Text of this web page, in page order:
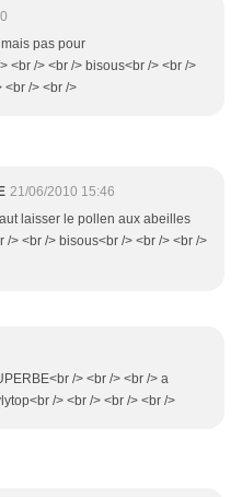
pas pour
<br /> <br /> bisous<br /> <br />
<br /> <br />
21/06/2010 15:46
laisser le pollen aux abeilles
/> <br /> bisous<br /> <br /> <br />
/> <br /> <br /> a
/> <br /> <br /> <br />